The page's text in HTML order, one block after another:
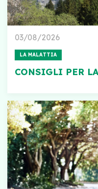
03/08/2026
LA MALATTIA
CONSIGLI PER